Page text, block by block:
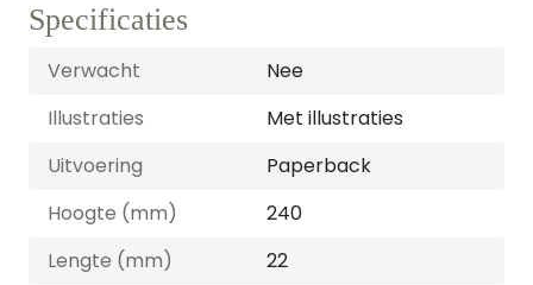
Specificaties
Verwacht
Nee
Illustraties
Met illustraties
Uitvoering
Paperback
Hoogte (mm)
240
Lengte (mm)
22